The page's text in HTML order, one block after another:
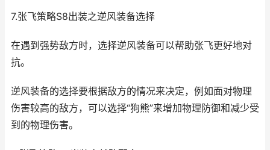
7.张飞策略S8出装之逆风装备选择
在遇到强势敌方时，选择逆风装备可以帮助张飞更好地对
抗。
逆风装备的选择要根据敌方的情况来决定，例如面对物理
伤害较高的敌方，可以选择“狗熊”来增加物理防御和减少受
到的物理伤害。